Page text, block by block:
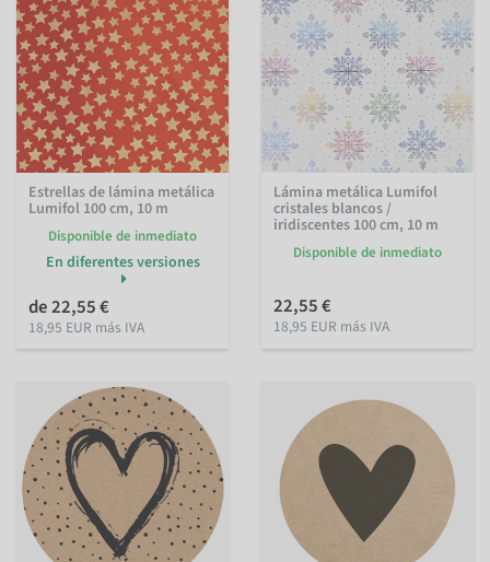
Estrellas de lámina metálica
Lumifol 100 cm, 10 m
Disponible de inmediato
En diferentes versiones
de 22,55 €
18,95 EUR más IVA
Lámina metálica Lumifol
cristales blancos /
iridiscentes 100 cm, 10 m
Disponible de inmediato
22,55 €
18,95 EUR más IVA